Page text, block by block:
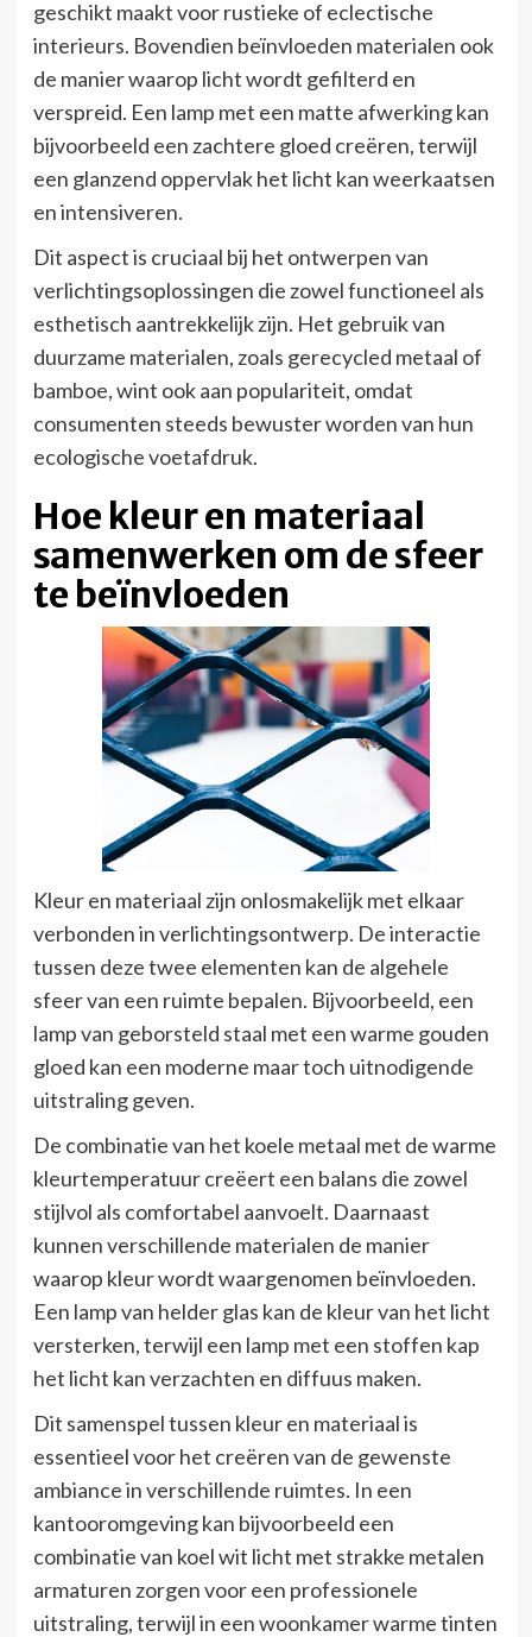
geschikt maakt voor rustieke of eclectische
interieurs. Bovendien beïnvloeden materialen ook
de manier waarop licht wordt gefilterd en
verspreid. Een lamp met een matte afwerking kan
bijvoorbeeld een zachtere gloed creëren, terwijl
een glanzend oppervlak het licht kan weerkaatsen
en intensiveren.
Dit aspect is cruciaal bij het ontwerpen van
verlichtingsoplossingen die zowel functioneel als
esthetisch aantrekkelijk zijn. Het gebruik van
duurzame materialen, zoals gerecycled metaal of
bamboe, wint ook aan populariteit, omdat
consumenten steeds bewuster worden van hun
ecologische voetafdruk.
Hoe kleur en materiaal
samenwerken om de sfeer
te beïnvloeden
Kleur en materiaal zijn onlosmakelijk met elkaar
verbonden in verlichtingsontwerp. De interactie
tussen deze twee elementen kan de algehele
sfeer van een ruimte bepalen. Bijvoorbeeld, een
lamp van geborsteld staal met een warme gouden
gloed kan een moderne maar toch uitnodigende
uitstraling geven.
De combinatie van het koele metaal met de warme
kleurtemperatuur creëert een balans die zowel
stijlvol als comfortabel aanvoelt. Daarnaast
kunnen verschillende materialen de manier
waarop kleur wordt waargenomen beïnvloeden.
Een lamp van helder glas kan de kleur van het licht
versterken, terwijl een lamp met een stoffen kap
het licht kan verzachten en diffuus maken.
Dit samenspel tussen kleur en materiaal is
essentieel voor het creëren van de gewenste
ambiance in verschillende ruimtes. In een
kantooromgeving kan bijvoorbeeld een
combinatie van koel wit licht met strakke metalen
armaturen zorgen voor een professionele
uitstraling, terwijl in een woonkamer warme tinten